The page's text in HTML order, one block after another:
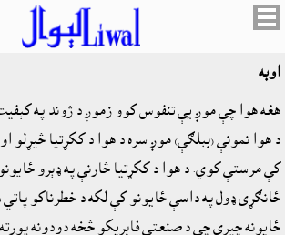
اوبه
هغه هوا چې موږ يې تنفوس کوو زموږ د ژوند په کېفيت
د هوا نمونې (بېلګې) موږ سره د هوا د ککړتيا څيړلو
کې مرستې کوي. د هوا د ککړتيا څارنې په ډېرو
ځانګړى ډول په داسې ځايونو کې لکه د خطرناکو پاتي
ځايونه چيرې چې د صنعتي فابريکو څخه دودونه پورته